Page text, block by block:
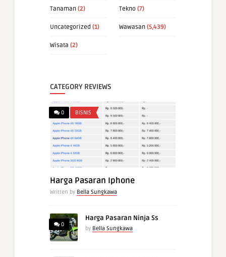
Tanaman (2) Tekno (7)
Uncategorized (1) Wawasan (5,439)
Wisata (2)
CATEGORY REVIEWS
0 BISNIS
Harga Pasaran Iphone
Written by Bella Sungkawa
0
Harga Pasaran Ninja Ss
by Bella Sungkawa